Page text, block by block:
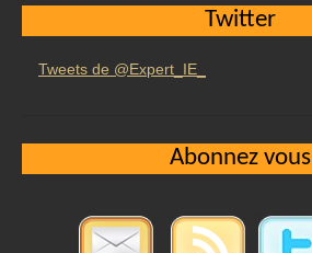
Twitter
Tweets de @Expert_IE_
Abonnez vous